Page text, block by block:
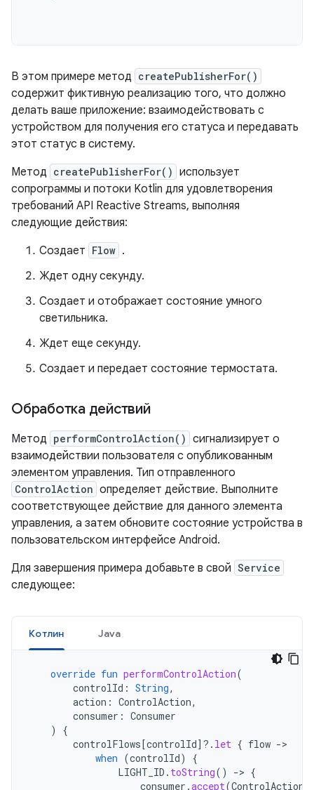
В этом примере метод createPublisherFor()
содержит фиктивную реализацию того, что должно
делать ваше приложение: взаимодействовать с
устройством для получения его статуса и передавать
этот статус в систему.
Метод createPublisherFor() использует
сопрограммы и потоки Kotlin для удовлетворения
требований API Reactive Streams, выполняя
следующие действия:
Создает Flow .
Ждет одну секунду.
Создает и отображает состояние умного
светильника.
Ждет еще секунду.
Создает и передает состояние термостата.
Обработка действий
Метод performControlAction() сигнализирует о
взаимодействии пользователя с опубликованным
элементом управления. Тип отправленного
ControlAction определяет действие. Выполните
соответствующее действие для данного элемента
управления, а затем обновите состояние устройства в
пользовательском интерфейсе Android.
Для завершения примера добавьте в свой Service
следующее:
Котлин Java
override fun performControlAction(
controlId : String,
action : ControlAction,
consumer : Consumer
)
{
controlFlows[controlId]?. let { flow ->
when (controlId)
{
LIGHT_ID . toString() -> {
consumer .accept(ControlAction